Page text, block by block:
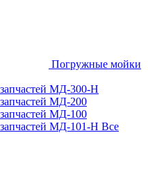
Погружные мойки
МД-300-H
МД-200
МД-100
МД-101-Н Все